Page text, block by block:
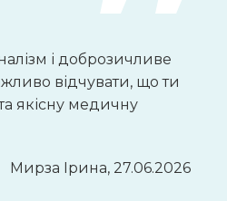
і доброзичливе
відчувати, що ти
якісну медичну
Мирза Ірина, 27.06.2026